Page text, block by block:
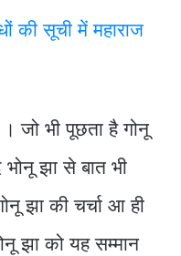
की सूची में महाराज
जो भी पूछता है गोनू
झा से बात भी
झा की चर्चा आ ही
झा को यह सम्मान